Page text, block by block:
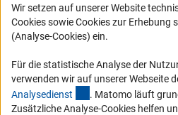
Logo und Corporate Design
RSS-Feeds
Vergabeverfahren
Barrierefreiheit
Wir setzen auf unserer Website
Cookies sowie Cookies zur
(Analyse-Cookies) ein.
Für die statistische Analyse der
verwenden wir auf unserer Webseite
Analysedienst (externer Link)
. Matomo läuft
Zusätzliche Analyse-Cookies helfen